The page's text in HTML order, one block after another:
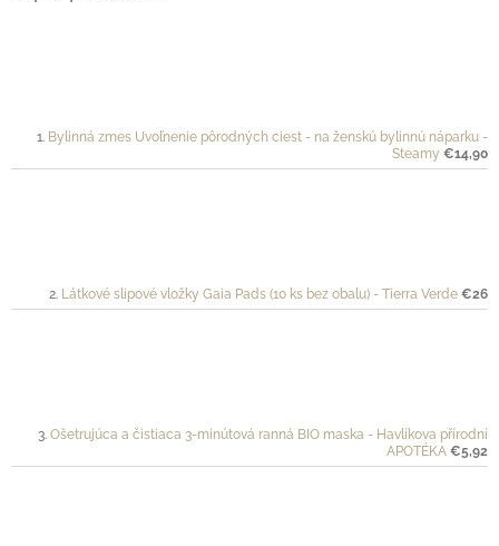
Bylinná zmes Uvoľnenie pôrodných ciest - na ženskú bylinnú náparku -
Steamy €14,90
Látkové slipové vložky Gaia Pads (10 ks bez obalu) - Tierra Verde €26
Ošetrujúca a čistiaca 3-minútová ranná BIO maska - Havlíkova přírodní
APOTÉKA €5,92